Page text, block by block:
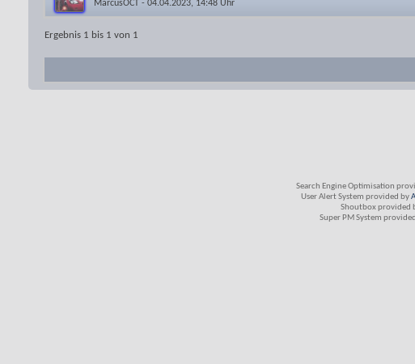
MarcusOCT - 04.04.2023, 14:48 Uhr
Ergebnis 1 bis 1 von 1
Search Engine Optimisation
User Alert System provided by
Shoutbox provided
Super PM System